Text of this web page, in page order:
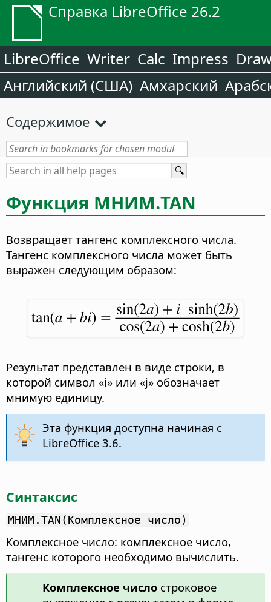
Справка LibreOffice 26.2
LibreOffice Writer Calc Impress
Английский (США) Амхарский
Содержимое
Функция МНИМ.TAN
Возвращает тангенс комплексного числа.
Тангенс комплексного числа может быть
выражен следующим образом:
Результат представлен в виде строки, в
которой символ «i» или «j» обозначает
мнимую единицу.
Эта функция доступна начиная с
LibreOffice 3.6.
Синтаксис
МНИМ.TAN(Комплексное число)
Комплексное число: комплексное число,
тангенс которого необходимо вычислить.
Комплексное числостроковое